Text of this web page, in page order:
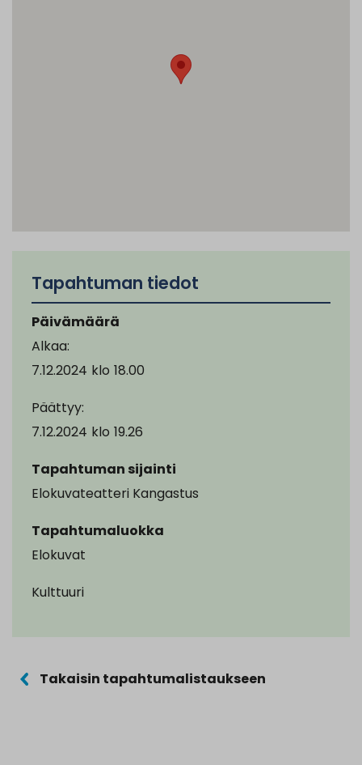
Tapahtuman tiedot
Päivämäärä
Alkaa:
7.12.2024 klo 18.00
Päättyy:
7.12.2024 klo 19.26
Tapahtuman sijainti
Elokuvateatteri Kangastus
Tapahtumaluokka
Elokuvat
Kulttuuri
Takaisin tapahtumalistaukseen